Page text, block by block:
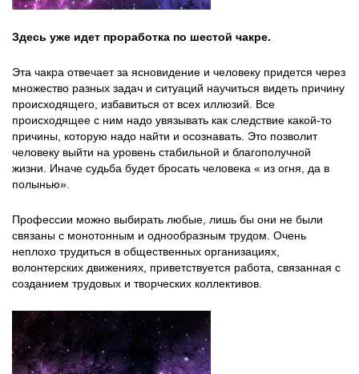
Здесь уже идет проработка по шестой чакре.
Эта чакра отвечает за ясновидение и человеку придется через
множество разных задач и ситуаций научиться видеть причину
происходящего, избавиться от всех иллюзий. Все
происходящее с ним надо увязывать как следствие какой-то
причины, которую надо найти и осознавать. Это позволит
человеку выйти на уровень стабильной и благополучной
жизни. Иначе судьба будет бросать человека « из огня, да в
полынью».
Профессии можно выбирать любые, лишь бы они не были
связаны с монотонным и однообразным трудом. Очень
неплохо трудиться в общественных организациях,
волонтерских движениях, приветствуется работа, связанная с
созданием трудовых и творческих коллективов.